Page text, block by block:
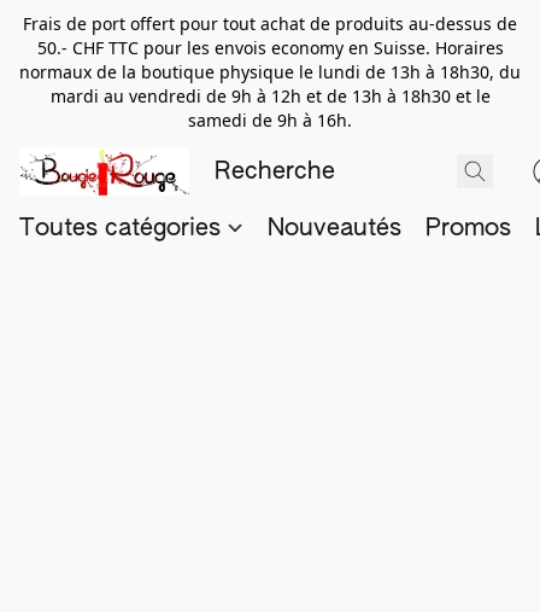
Frais de port offert pour tout achat de produits au-dessus de
50.- CHF TTC pour les envois economy en Suisse. Horaires
normaux de la boutique physique le lundi de 13h à 18h30, du
mardi au vendredi de 9h à 12h et de 13h à 18h30 et le
samedi de 9h à 16h.
Toutes catégories Nouveautés Promos